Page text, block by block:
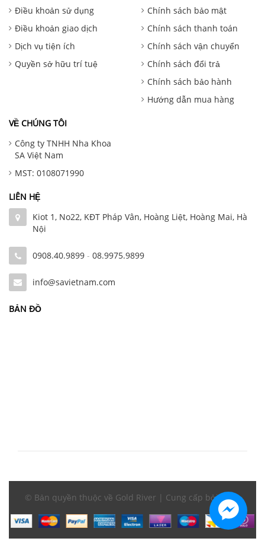
Điều khoản sử dụng
Điều khoản giao dịch
Dịch vụ tiện ích
Quyền sở hữu trí tuệ
Chính sách bảo mật
Chính sách thanh toán
Chính sách vận chuyển
Chính sách đổi trả
Chính sách bảo hành
Hướng dẫn mua hàng
VỀ CHÚNG TÔI
Công ty TNHH Nha Khoa
SA Việt Nam
MST: 0108071990
LIÊN HỆ
Kiot 1, No22, KĐT Pháp Vân, Hoàng Liệt, Hoàng Mai, Hà
Nội
0908.40.9899 - 08.9975.9899
info@savietnam.com
BẢN ĐỒ
© Bản quyền thuộc về Gold River | Cung cấp bởiSapo